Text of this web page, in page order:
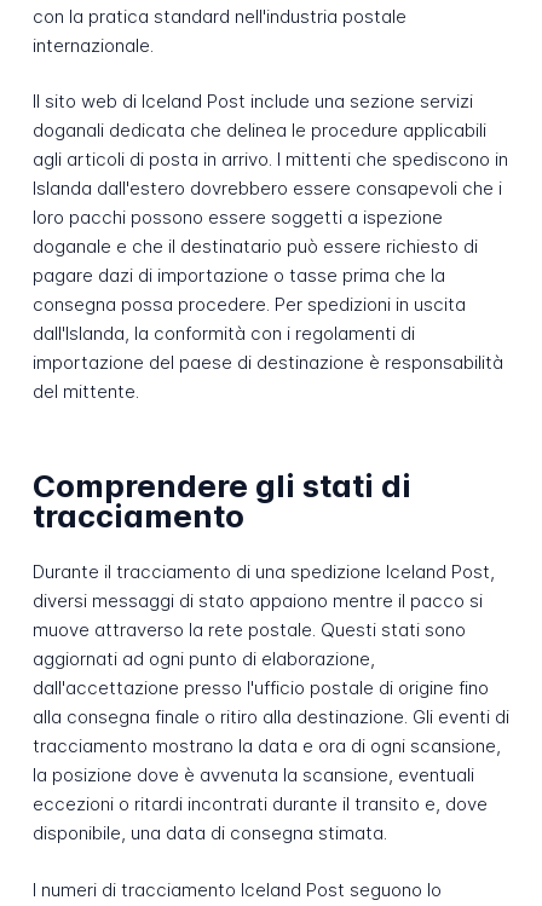
con la pratica standard nell'industria postale
internazionale.
Il sito web di Iceland Post include una sezione servizi
doganali dedicata che delinea le procedure applicabili
agli articoli di posta in arrivo. I mittenti che spediscono in
Islanda dall'estero dovrebbero essere consapevoli che i
loro pacchi possono essere soggetti a ispezione
doganale e che il destinatario può essere richiesto di
pagare dazi di importazione o tasse prima che la
consegna possa procedere. Per spedizioni in uscita
dall'Islanda, la conformità con i regolamenti di
importazione del paese di destinazione è responsabilità
del mittente.
Comprendere gli stati di
tracciamento
Durante il tracciamento di una spedizione Iceland Post,
diversi messaggi di stato appaiono mentre il pacco si
muove attraverso la rete postale. Questi stati sono
aggiornati ad ogni punto di elaborazione,
dall'accettazione presso l'ufficio postale di origine fino
alla consegna finale o ritiro alla destinazione. Gli eventi di
tracciamento mostrano la data e ora di ogni scansione,
la posizione dove è avvenuta la scansione, eventuali
eccezioni o ritardi incontrati durante il transito e, dove
disponibile, una data di consegna stimata.
I numeri di tracciamento Iceland Post seguono lo